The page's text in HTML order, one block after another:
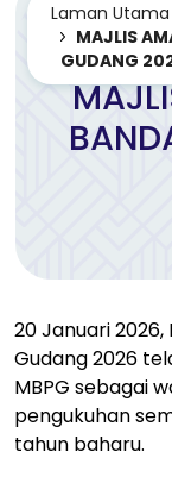
Laman Utama
MAJLIS
GUDANG
20 Januari
Gudang 2026
MBPG sebagai
pengukuhan
tahun baharu.